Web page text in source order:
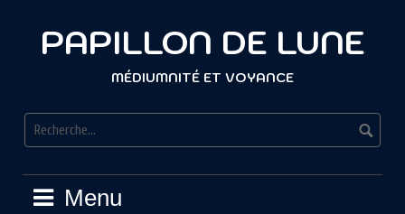
PAPILLON DE LUNE
MÉDIUMNITÉ ET VOYANCE
Menu